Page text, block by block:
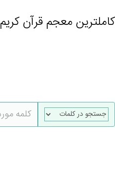
کاملترین معجم قرآن کریم